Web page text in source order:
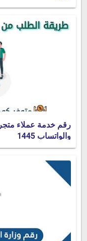
رقم خدمة عملاء متجر
والواتساب 1445